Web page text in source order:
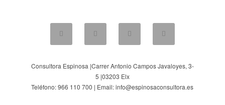
Consultora Espinosa |Carrer Antonio Campos Javaloyes, 3-
5 |03203 Elx
Teléfono: 966 110 700 | Email: info@espinosaconsultora.es